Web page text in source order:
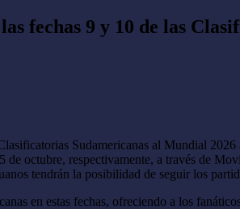
fechas 9 y 10 de las
Sudamericanas al Mundial
de octubre, respectivamente, a través de
tendrán la posibilidad de seguir los
en estas fechas, ofreciendo a los